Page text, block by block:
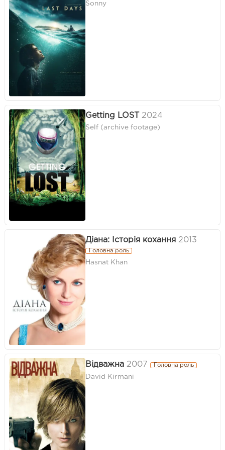
Sonny
Getting LOST 2024
Self (archive footage)
Діана: Історія кохання 2013
Головна роль
Hasnat Khan
Відважна 2007 Головна роль
David Kirmani